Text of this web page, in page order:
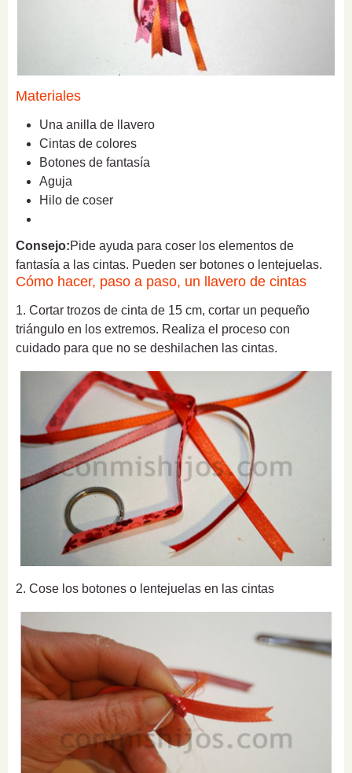
Materiales
Una anilla de llavero
Cintas de colores
Botones de fantasía
Aguja
Hilo de coser
Consejo:Pide ayuda para coser los elementos de
fantasía a las cintas. Pueden ser botones o lentejuelas.
Cómo hacer, paso a paso, un llavero de cintas
1. Cortar trozos de cinta de 15 cm, cortar un pequeño
triángulo en los extremos. Realiza el proceso con
cuidado para que no se deshilachen las cintas.
2. Cose los botones o lentejuelas en las cintas